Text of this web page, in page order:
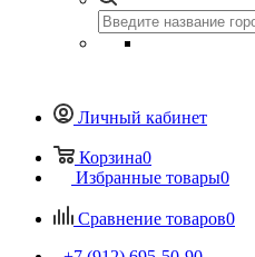
Личный кабинет
Корзина0
Избранные товары0
Сравнение товаров0